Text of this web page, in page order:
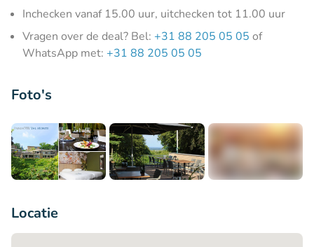
Inchecken vanaf 15.00 uur, uitchecken tot 11.00 uur
Vragen over de deal? Bel: +31 88 205 05 05 of
WhatsApp met: +31 88 205 05 05
Foto's
Locatie